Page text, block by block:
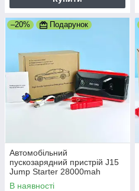
–20% Подарунок
Автомобільний
пускозарядний пристрій J15
Jump Starter 28000mah
2USB+Type-C
В наявності